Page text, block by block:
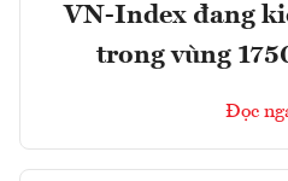
VN-Index đang
trong vùng
Đọc